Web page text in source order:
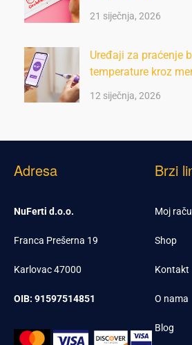
21 siječnja, 2026
Uređaji za praćenje
temperature kroz
12 siječnja, 2026
Brzi
Moj
Shop
Kontakt
O nama
Blog
Adresa
NuFerti d.o.o.
Franca Prešerna 19
Karlovac 47000
OIB: 91597514851